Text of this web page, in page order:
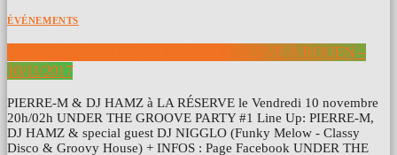
ÉVÉNEMENTS
UNDER THE GROOVE #1 À LA RÉSERVE À ROUEN –
10/11/2017
PIERRE-M & DJ HAMZ à LA RÉSERVE le Vendredi 10 novembre
20h/02h UNDER THE GROOVE PARTY #1 Line Up: PIERRE-M,
DJ HAMZ & special guest DJ NIGGLO (Funky Melow - Classy
Disco & Groovy House) + INFOS : Page Facebook UNDER THE